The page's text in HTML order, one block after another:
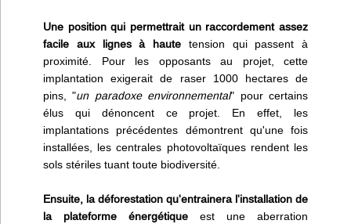
Une position qui permettrait un raccordement assez
facile aux lignes à haute tension qui passent à
proximité. Pour les opposants au projet, cette
implantation exigerait de raser 1000 hectares de
pins, "un paradoxe environnemental" pour certains
élus qui dénoncent ce projet. En effet, les
implantations précédentes démontrent qu'une fois
installées, les centrales photovoltaïques rendent les
sols stériles tuant toute biodiversité.
Ensuite, la déforestation qu'entrainera l'installation de
la plateforme énergétique est une aberration